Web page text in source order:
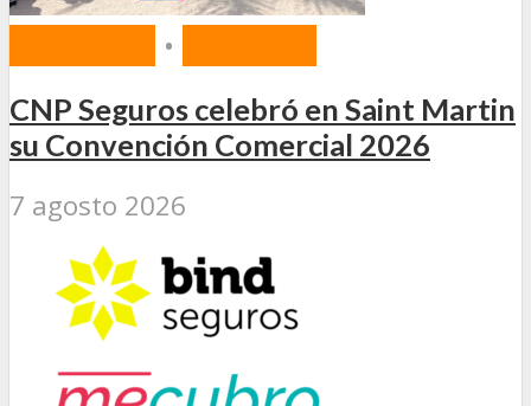
•
CNP Seguros celebró en Saint Martin
su Convención Comercial 2026
7 agosto 2026